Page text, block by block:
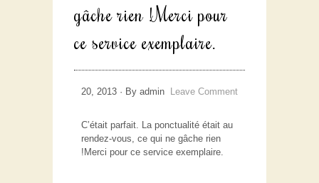
gâche rien !Merci pour
ce service exemplaire.
20, 2013 · By admin Leave Comment
C’était parfait. La ponctualité était au
rendez-vous, ce qui ne gâche rien
!Merci pour ce service exemplaire.